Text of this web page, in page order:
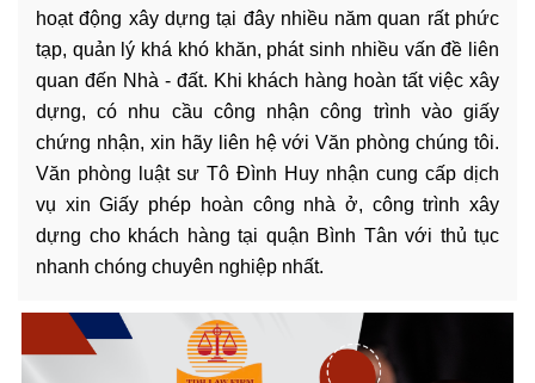
THỦ
TỤC
LIÊN
HỆ
hoạt động xây dựng tại đây nhiều năm quan rất phức
tạp, quản lý khá khó khăn, phát sinh nhiều vấn đề liên
quan đến Nhà - đất. Khi khách hàng hoàn tất việc xây
dựng, có nhu cầu công nhận công trình vào giấy
chứng nhận, xin hãy liên hệ với Văn phòng chúng tôi.
Văn phòng luật sư Tô Đình Huy nhận cung cấp dịch
vụ xin Giấy phép hoàn công nhà ở, công trình xây
dựng cho khách hàng tại quận Bình Tân với thủ tục
nhanh chóng chuyên nghiệp nhất.